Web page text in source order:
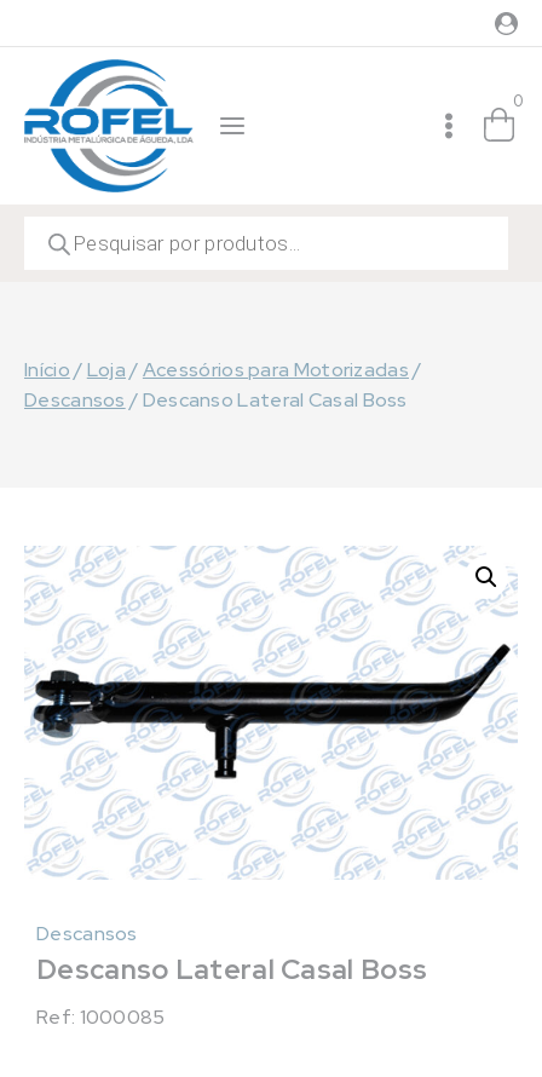
to
content
0
search
Início/Loja /Acessórios para Motorizadas /
Descansos /Descanso Lateral Casal Boss
Descansos
Descanso Lateral Casal Boss
Ref: 1000085